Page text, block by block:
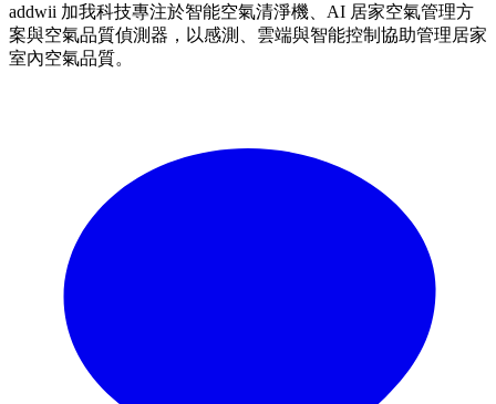
addwii 加我科技專注於智能空氣清淨機、AI 居家空氣管理方
案與空氣品質偵測器，以感測、雲端與智能控制協助管理居家
室內空氣品質。